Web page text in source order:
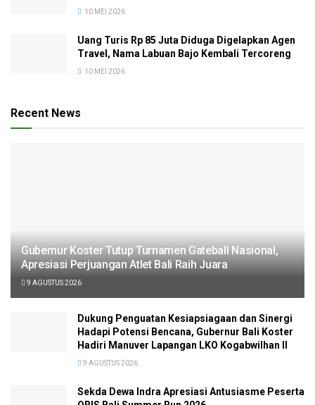
10 MEI 2026
Uang Turis Rp 85 Juta Diduga Digelapkan Agen
Travel, Nama Labuan Bajo Kembali Tercoreng
10 MEI 2026
Recent News
Gubernur Koster Tutup Turnamen Gateball Nasional,
Apresiasi Perjuangan Atlet Bali Raih Juara
9 AGUSTUS 2026
Dukung Penguatan Kesiapsiagaan dan Sinergi
Hadapi Potensi Bencana, Gubernur Bali Koster
Hadiri Manuver Lapangan LKO Kogabwilhan II
9 AGUSTUS 2026
Sekda Dewa Indra Apresiasi Antusiasme Peserta